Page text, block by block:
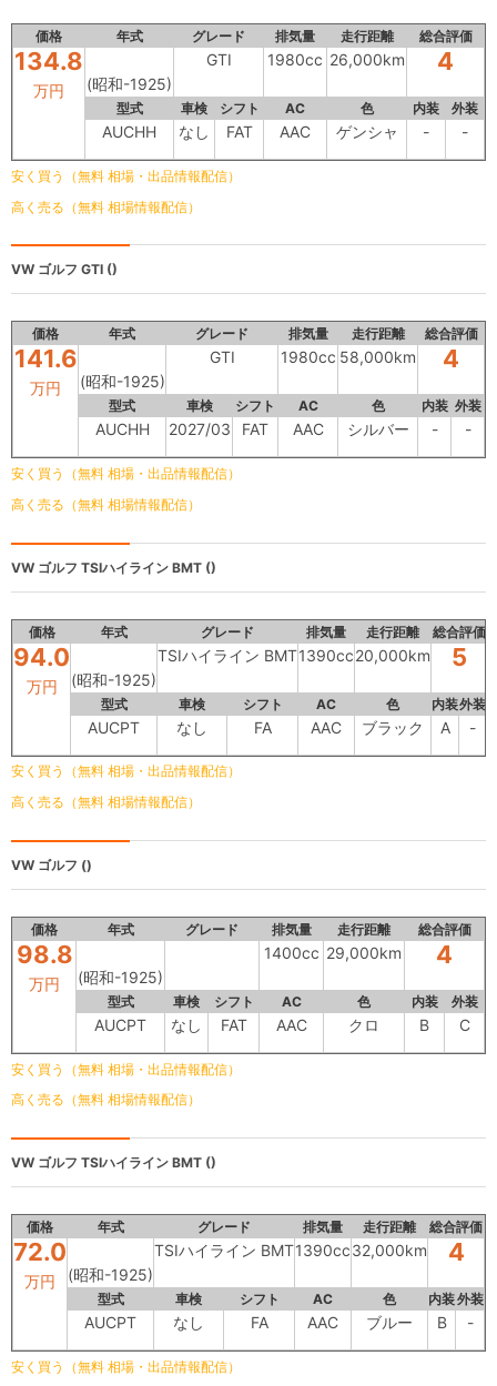
価格 年式 グレード 排気量 走行距離 総合評価
134.8
万円 (昭和-1925)
GTI 1980cc 26,000km 4
型式 車検 シフト AC 色 内装 外装
AUCHH なし FAT AAC ゲンシャ - -
安く買う（無料 相場・出品情報配信）
高く売る（無料 相場情報配信）
VW ゴルフ GTI ()
価格 年式 グレード 排気量 走行距離 総合評価
141.6
万円 (昭和-1925)
GTI 1980cc 58,000km 4
型式 車検 シフト AC 色 内装 外装
AUCHH 2027/03 FAT AAC シルバー - -
安く買う（無料 相場・出品情報配信）
高く売る（無料 相場情報配信）
VW ゴルフ TSIハイライン BMT ()
価格 年式 グレード 排気量 走行距離 総合評価
94.0
万円 (昭和-1925)
TSIハイライン BMT1390cc20,000km 5
型式 車検 シフト AC 色 内装外装
AUCPT なし FA AAC ブラック A -
安く買う（無料 相場・出品情報配信）
高く売る（無料 相場情報配信）
VW ゴルフ ()
価格 年式 グレード 排気量 走行距離 総合評価
98.8
万円 (昭和-1925)
1400cc 29,000km 4
型式 車検 シフト AC 色 内装 外装
AUCPT なし FAT AAC クロ B C
安く買う（無料 相場・出品情報配信）
高く売る（無料 相場情報配信）
VW ゴルフ TSIハイライン BMT ()
価格 年式 グレード 排気量 走行距離 総合評価
72.0
万円 (昭和-1925)
TSIハイライン BMT1390cc32,000km 4
型式 車検 シフト AC 色 内装外装
AUCPT なし FA AAC ブルー B -
安く買う（無料 相場・出品情報配信）